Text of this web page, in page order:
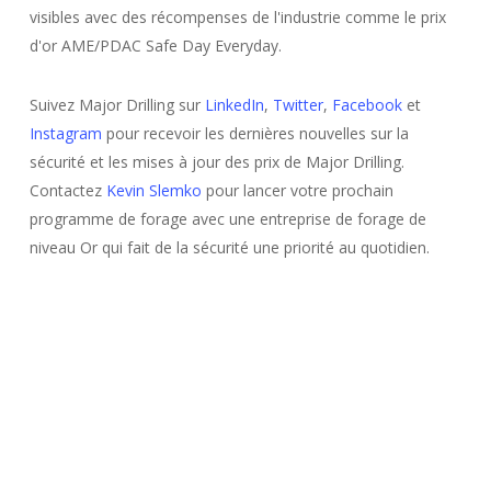
visibles avec des récompenses de l'industrie comme le prix
d'or AME/PDAC Safe Day Everyday.
Suivez Major Drilling sur LinkedIn, Twitter, Facebook et
Instagram pour recevoir les dernières nouvelles sur la
sécurité et les mises à jour des prix de Major Drilling.
Contactez Kevin Slemko pour lancer votre prochain
programme de forage avec une entreprise de forage de
niveau Or qui fait de la sécurité une priorité au quotidien.